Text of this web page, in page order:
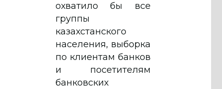
охватило бы все
группы
казахстанского
населения, выборка
по клиентам банков
и посетителям
банковских